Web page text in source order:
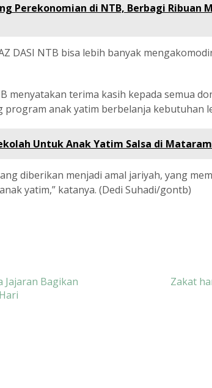
Perekonomian di NTB, Berbagi Ribuan
DASI NTB bisa lebih banyak
menyatakan terima kasih kepada semua
program anak yatim berbelanja kebutuhan
Untuk Anak Yatim Salsa di Mataram
diberikan menjadi amal jariyah, yang
yatim,” katanya. (Dedi Suhadi/gontb)
Jajaran Bagikan
Zakat